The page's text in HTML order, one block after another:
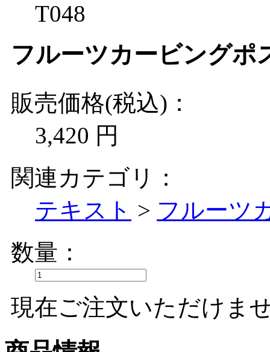
T048
フルーツカービングポ
販売価格(税込)：
3,420 円
関連カテゴリ：
テキスト > フルーツ
数量：
現在ご注文いただけま